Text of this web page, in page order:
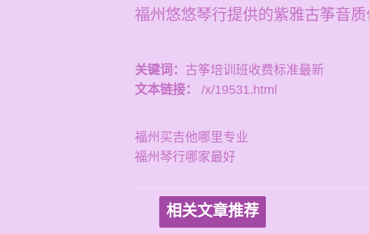
福州悠悠琴行提供的紫雅古筝音
关键词： 古筝培训班收费标准最新
文本链接：
/x/19531.html
福州买吉他哪里专业
福州琴行哪家最好
相关文章推荐